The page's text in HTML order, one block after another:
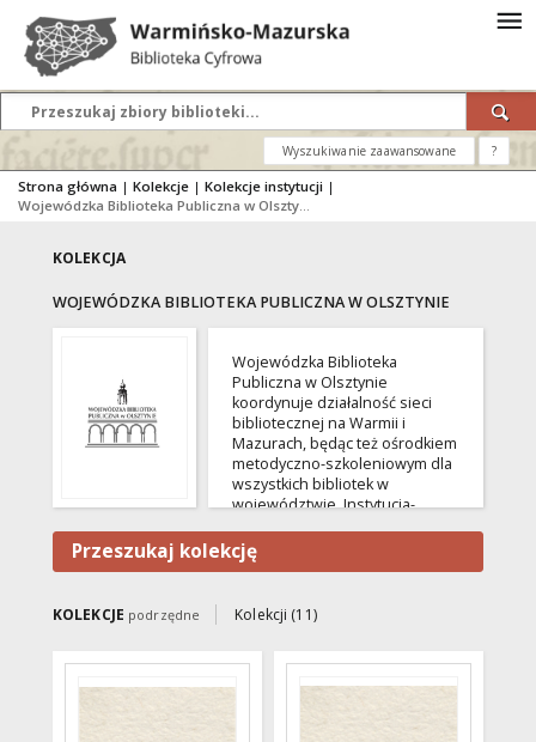
Wyszukiwanie zaawansowane ?
Strona główna | Kolekcje | Kolekcje instytucji |
Wojewódzka Biblioteka Publiczna w Olsztynie
KOLEKCJA
WOJEWÓDZKA BIBLIOTEKA PUBLICZNA W OLSZTYNIE
Wojewódzka Biblioteka
Publiczna w Olsztynie
koordynuje działalność sieci
bibliotecznej na Warmii i
Mazurach, będąc też ośrodkiem
metodyczno-szkoleniowym dla
wszystkich bibliotek w
województwie. Instytucja-
Miejsce spotkań autorskich,
sesji szkoleniowych i
„Stary Ratusz” – wystaw
twórczości artystów z Polski i
instytucji miało miejsce 3 maja
1951 roku. Kolekcje WBP
druki), czasopisma, dokumenty
Przeszukaj kolekcję
KOLEKCJE podrzędne Kolekcji (11)